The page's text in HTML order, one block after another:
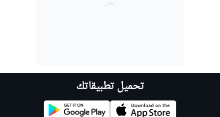
تحميل تطبيقاتك